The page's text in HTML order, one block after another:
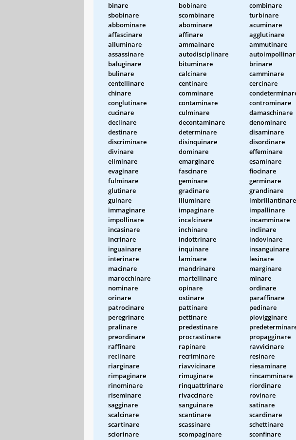
binare bobinare combinare
sbobinare
scombinare turbinare
abbominare
abominare acuminare
affascinare
affinare agglutinare
alluminare
ammainare ammutinare
assassinare
autodisciplinare
baluginare
bituminare brinare
bulinare
calcinare camminare
centellinare
centinare cercinare
chinare
comminare
conglutinare
contaminare controminare
cucinare
culminare damaschinare
declinare
decontaminare denominare
destinare
determinare disaminare
discriminare
disinquinare disordinare
divinare
dominare effeminare
eliminare
emarginare esaminare
evaginare
fascinare fiocinare
fulminare
geminare germinare
glutinare
gradinare grandinare
guinare
illuminare imbrillantinare
immaginare
impaginare impallinare
impollinare
incalcinare incamminare
incasinare
inchinare inclinare
incrinare
indottrinare indovinare
inguainare
inquinare insanguinare
interinare
laminare lesinare
macinare
mandrinare marginare
marocchinare
martellinare minare
nominare
opinare ordinare
orinare
ostinare paraffinare
patrocinare
pattinare pedinare
peregrinare
pettinare piovigginare
pralinare
predestinare
preordinare
procrastinare propagginare
raffinare
rapinare ravvicinare
reclinare
recriminare resinare
riarginare
riavvicinare riesaminare
rimpaginare
rimuginare rincamminare
rinominare
rinquattrinare riordinare
riseminare
rivaccinare rovinare
sagginare
sanguinare satinare
scalcinare
scantinare scardinare
scartinare
scassinare schettinare
sciorinare
scompaginare sconfinare